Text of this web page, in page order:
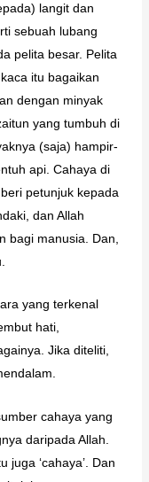
langit dan
sebuah lubang
pelita besar. Pelita
itu bagaikan
dengan minyak
yang tumbuh di
(saja) hampir-
api. Cahaya di
petunjuk kepada
dan Allah
bagi manusia. Dan,
yang terkenal
hati,
Jika diteliti,
cahaya yang
daripada Allah.
juga ‘cahaya’. Dan